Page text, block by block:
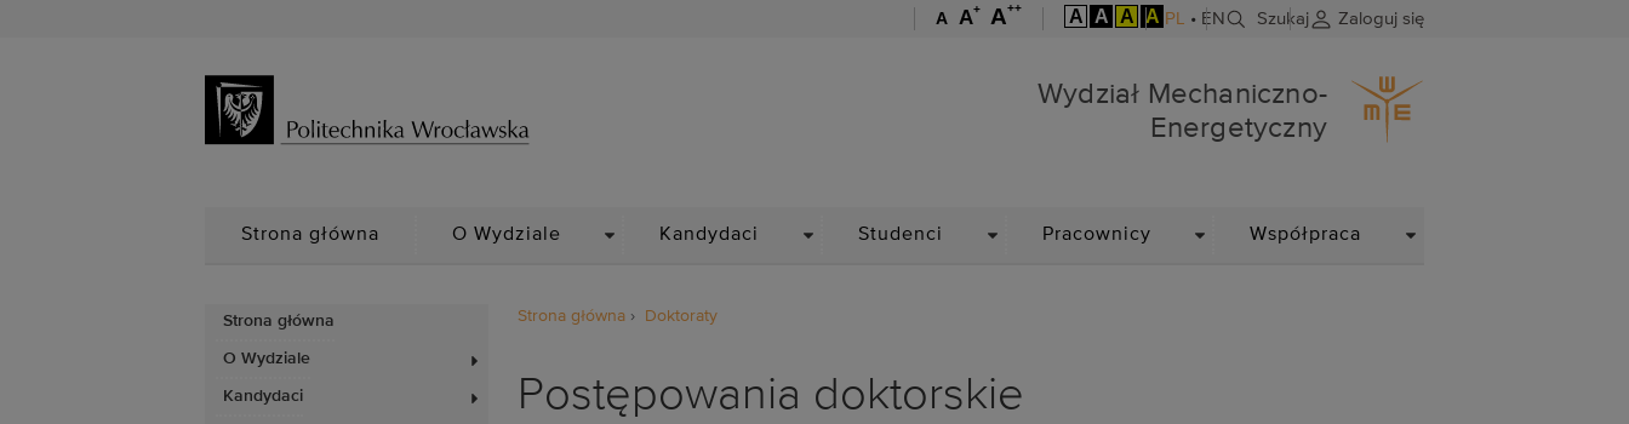
A A+ A++ A A A A PL • EN Szukaj Zaloguj się
Wydział Mechaniczno-Energetyczny
Wydział Mechaniczno-
Energetyczny
Strona główna O Wydziale Kandydaci Studenci Pracownicy Współpraca
Strona główna
O Wydziale
Kandydaci
Strona główna Doktoraty
Postępowania doktorskie